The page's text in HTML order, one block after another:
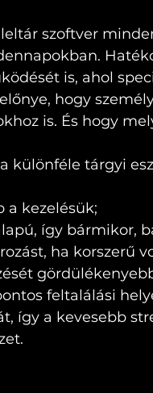
szoftver
is, ahol
hogy
is. És hogy
különféle tárgyi
a kezelésük;
így bármikor,
ha korszerű
feltalálási
így a kevesebb